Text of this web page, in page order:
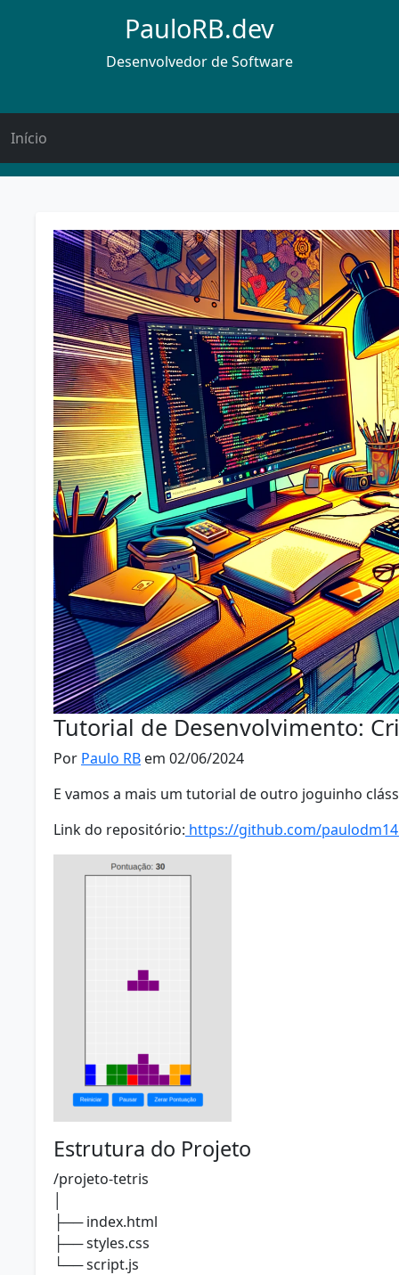
PauloRB.dev
Desenvolvedor de Software
Início
Tutorial de Desenvolvimento:
Por Paulo RB em 02/06/2024
E vamos a mais um tutorial de outro joguinho
Link do repositório: https://github.com/
Estrutura do Projeto
/projeto-tetris
├── index.html
├── styles.css
└── script.js